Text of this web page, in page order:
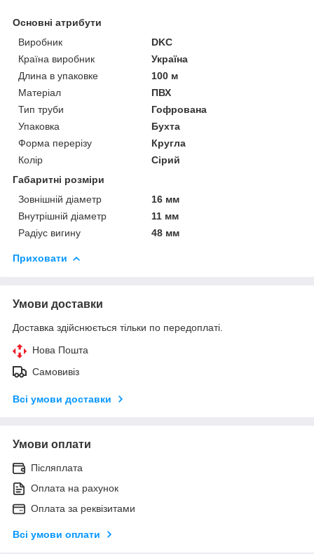
Основні атрибути
Виробник
DKC
Країна виробник
Україна
Длина в упаковке
100 м
Матеріал
ПВХ
Тип труби
Гофрована
Упаковка
Бухта
Форма перерізу
Кругла
Колір
Сірий
Габаритні розміри
Зовнішній діаметр
16 мм
Внутрішній діаметр
11 мм
Радіус вигину
48 мм
Приховати
Умови доставки
Доставка здійснюється тільки по передоплаті.
Нова Пошта
Самовивіз
Всі умови доставки
Умови оплати
Післяплата
Оплата на рахунок
Оплата за реквізитами
Всі умови оплати